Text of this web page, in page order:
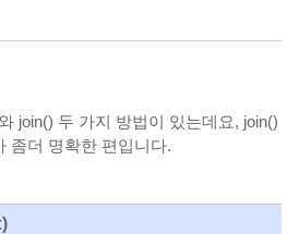
join() 두 가지 방법이 있는데요, join()
좀더 명확한 편입니다.